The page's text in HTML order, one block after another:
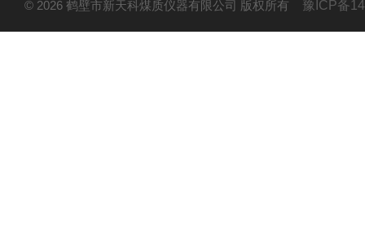
© 2026 鹤壁市新天科煤质仪器有限公司 版权所有 豫ICP备